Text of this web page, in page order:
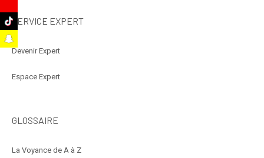
SERVICE EXPERT
Devenir Expert
Espace Expert
GLOSSAIRE
La Voyance de A à Z